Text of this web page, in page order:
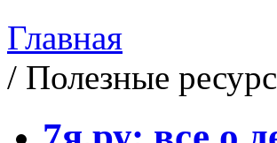
Главная
/ Полезные